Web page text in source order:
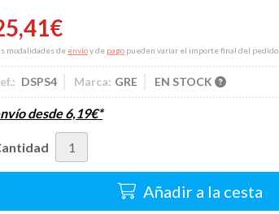
€
modalidades de envíoy de pago pueden variar el importe final del pedido.
DSPS4 Marca: GRE EN STOCK
desde6,19€*
Añadir a la cesta